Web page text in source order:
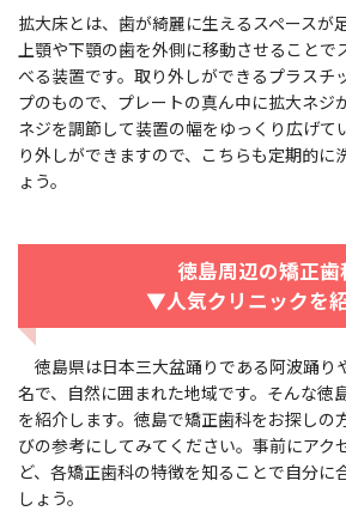
拡大床とは、歯が綺麗に生えるスペースが
上顎や下顎の歯を外側に移動させることで
べる装置です。取り外しができるプラスチ
プのもので、プレートの真ん中に拡大ネジ
ネジを調節して装置の幅をゆっくり広げて
り外しができますので、こちらも定期的に
ょう。
徳島周辺の矯正歯
▼人気クリニックを
徳島県は日本三大盆踊りである阿波踊り
名で、自然に囲まれた地域です。そんな徳
を紹介します。徳島で矯正歯科をお探しの
びの参考にしてみてください。事前にアク
ど、各矯正歯科の特徴を知ることで自分に
しょう。